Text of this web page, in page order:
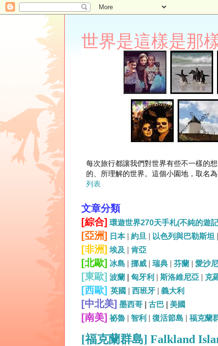
世界是這樣是那
每次旅行都讓我們對世界有些不一樣的
的、所理解的世界。這個小園地，取名
列表
文章分類
[綜合] 環遊世界270天手札(不純的遊
[亞洲] 日本| 約旦 以色列與巴勒斯坦
[非洲] 埃及 肯亞
[北歐] 冰島 挪威 瑞典 芬蘭 愛沙
[東歐] 波蘭 匈牙利 斯洛維尼亞 克
[西歐] 英國 西班牙 義大利
[中北美] 墨西哥 古巴 美國
[南美] 祕魯| 智利 復活節島 福克蘭
[福克蘭群島] Falkland